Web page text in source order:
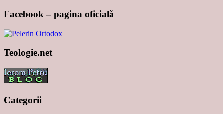
Facebook – pagina oficială
Teologie.net
Categorii